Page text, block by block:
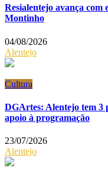
Resialentejo avança com
Montinho
04/08/2026
Alentejo
Cultura
DGArtes: Alentejo tem 3
apoio à programação
23/07/2026
Alentejo